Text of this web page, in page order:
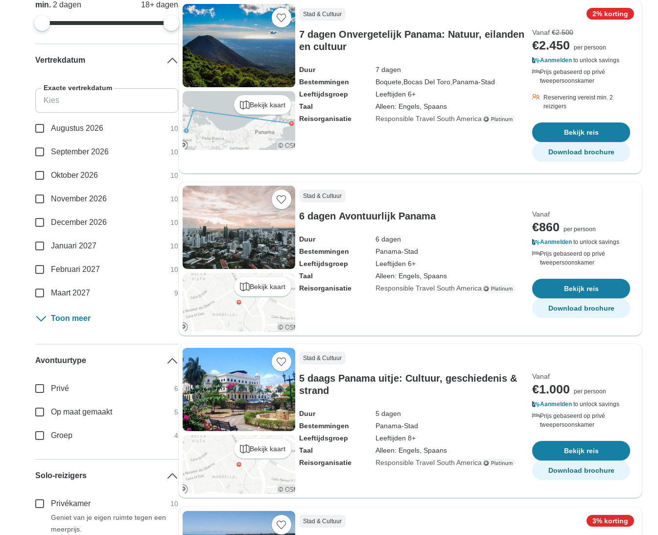
Bekijk kaart
Stad & Cultuur
7 dagen Onvergetelijk Panama: Natuur, eilanden
en cultuur
Duur
7 dagen
Bestemmingen
Boquete, Bocas Del Toro, Panama-Stad
Leeftijdsgroep
Leeftijden 6+
Taal
Alleen: Engels, Spaans
Reisorganisatie
Responsible Travel South America
2% korting
Vanaf €2.500
€2.450
per persoon
Aanmelden to unlock savings
Prijs gebaseerd op privé
tweepersoonskamer
Reservering vereist min. 2
reizigers
Bekijk reis
Download brochure
Bekijk kaart
Stad & Cultuur
6 dagen Avontuurlijk Panama
Duur
6 dagen
Bestemmingen
Panama-Stad
Leeftijdsgroep
Leeftijden 6+
Taal
Alleen: Engels, Spaans
Reisorganisatie
Responsible Travel South America
Vanaf
€860
per persoon
Aanmelden to unlock savings
Prijs gebaseerd op privé
tweepersoonskamer
Bekijk reis
Download brochure
Bekijk kaart
Stad & Cultuur
5 daags Panama uitje: Cultuur, geschiedenis &
strand
Duur
5 dagen
Bestemmingen
Panama-Stad
Leeftijdsgroep
Leeftijden 8+
Taal
Alleen: Engels, Spaans
Reisorganisatie
Responsible Travel South America
Vanaf
€1.000
per persoon
Aanmelden to unlock savings
Prijs gebaseerd op privé
tweepersoonskamer
Bekijk reis
Download brochure
Stad & Cultuur 3% korting
min. 2dagen 18+ dagen
Vertrekdatum
Exacte vertrekdatum
Augustus 2026 10
September 2026 10
Oktober 2026 10
November 2026 10
December 2026 10
Januari 2027 10
Februari 2027 10
Maart 2027 9
Toon meer
Avontuurtype
Privé 6
Op maat gemaakt 5
Groep 4
Solo-reizigers
Privékamer
10
Geniet van je eigen ruimte tegen een
meerprijs.